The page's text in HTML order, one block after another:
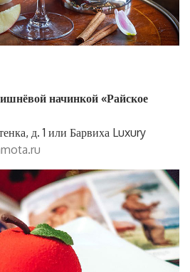
начинкой «Райское
д. 1 или Барвиха Luxury